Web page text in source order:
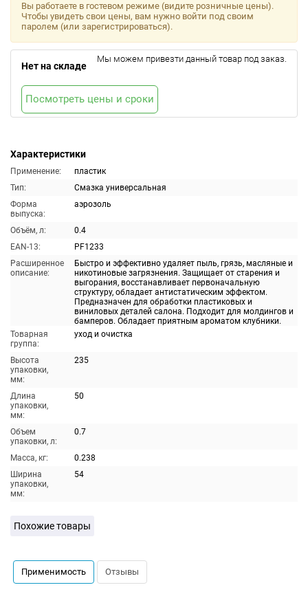
Характеристики
Применение:
пластик
Тип:
Смазка универсальная
Форма
выпуска:
аэрозоль
Объём, л:
0.4
EAN-13:
PF1233
Расширенное
описание:
Быстро и эффективно удаляет пыль, грязь, масляные и
никотиновые загрязнения. Защищает от старения и
выгорания, восстанавливает первоначальную
структуру, обладает антистатическим эффектом.
Предназначен для обработки пластиковых и
виниловых деталей салона. Подходит для молдингов и
бамперов. Обладает приятным ароматом клубники.
Товарная
группа:
уход и очистка
Высота
упаковки,
мм:
235
Длина
упаковки,
мм:
50
Объем
упаковки, л:
0.7
Масса, кг:
0.238
Ширина
упаковки,
мм:
54
Вы работаете в гостевом режиме (видите розничные цены).
Чтобы увидеть свои цены, вам нужно войти под своим
паролем (или зарегистрироваться).
Нет на складе
Мы можем привезти данный товар под заказ.
Посмотреть цены и сроки
Похожие товары
Применимость Отзывы